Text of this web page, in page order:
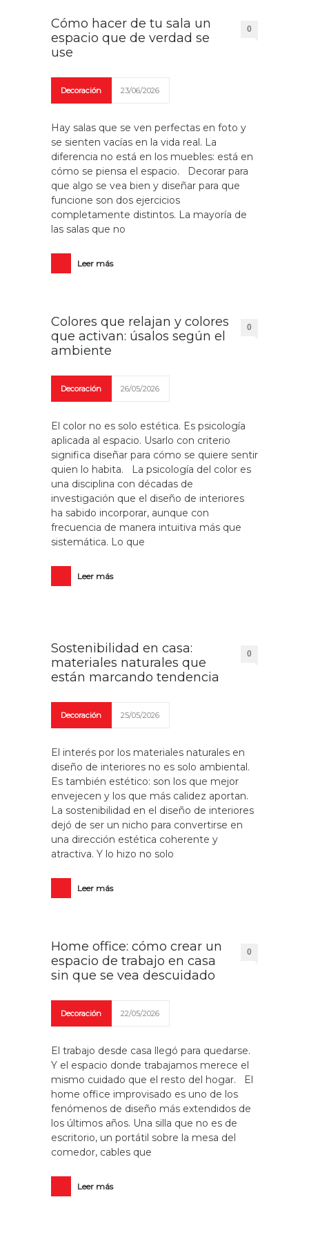
Cómo hacer de tu sala un
espacio que de verdad se
use
0
Decoración 23/06/2026
Hay salas que se ven perfectas en foto y
se sienten vacías en la vida real. La
diferencia no está en los muebles: está en
cómo se piensa el espacio. Decorar para
que algo se vea bien y diseñar para que
funcione son dos ejercicios
completamente distintos. La mayoría de
las salas que no
Leer más
Colores que relajan y colores
que activan: úsalos según el
ambiente
0
Decoración 26/05/2026
El color no es solo estética. Es psicología
aplicada al espacio. Usarlo con criterio
significa diseñar para cómo se quiere sentir
quien lo habita. La psicología del color es
una disciplina con décadas de
investigación que el diseño de interiores
ha sabido incorporar, aunque con
frecuencia de manera intuitiva más que
sistemática. Lo que
Leer más
Sostenibilidad en casa:
materiales naturales que
están marcando tendencia
0
Decoración 25/05/2026
El interés por los materiales naturales en
diseño de interiores no es solo ambiental.
Es también estético: son los que mejor
envejecen y los que más calidez aportan.
La sostenibilidad en el diseño de interiores
dejó de ser un nicho para convertirse en
una dirección estética coherente y
atractiva. Y lo hizo no solo
Leer más
Home office: cómo crear un
espacio de trabajo en casa
sin que se vea descuidado
0
Decoración 22/05/2026
El trabajo desde casa llegó para quedarse.
Y el espacio donde trabajamos merece el
mismo cuidado que el resto del hogar. El
home office improvisado es uno de los
fenómenos de diseño más extendidos de
los últimos años. Una silla que no es de
escritorio, un portátil sobre la mesa del
comedor, cables que
Leer más